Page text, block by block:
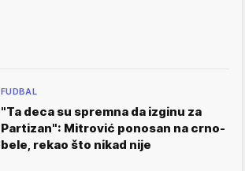
FUDBAL
"Ta deca su spremna da izginu za
Partizan": Mitrović ponosan na crno-
bele, rekao što nikad nije